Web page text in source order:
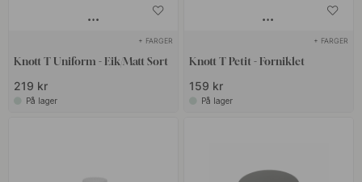
+ FARGER
Knott T Uniform - Eik/Matt Sort
219 kr
På lager
+ FARGER
Knott T Petit - Forniklet
159 kr
På lager